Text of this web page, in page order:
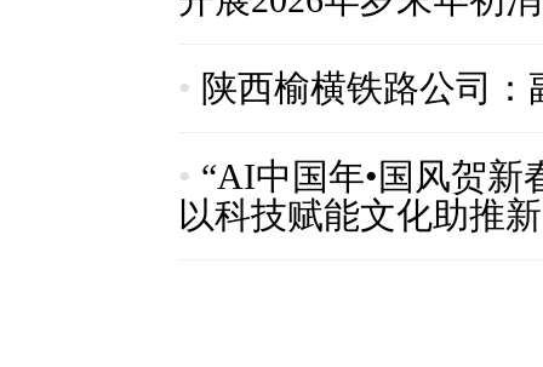
• 陕西榆横铁路公司
• “AI中国年•国风贺新
以科技赋能文化助推